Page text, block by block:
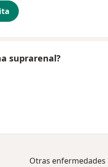
suprarenal?
Otras enfermedades